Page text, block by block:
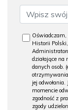
Historii
działające na
danych osob.
jej
momencie
zgodność z
zgody